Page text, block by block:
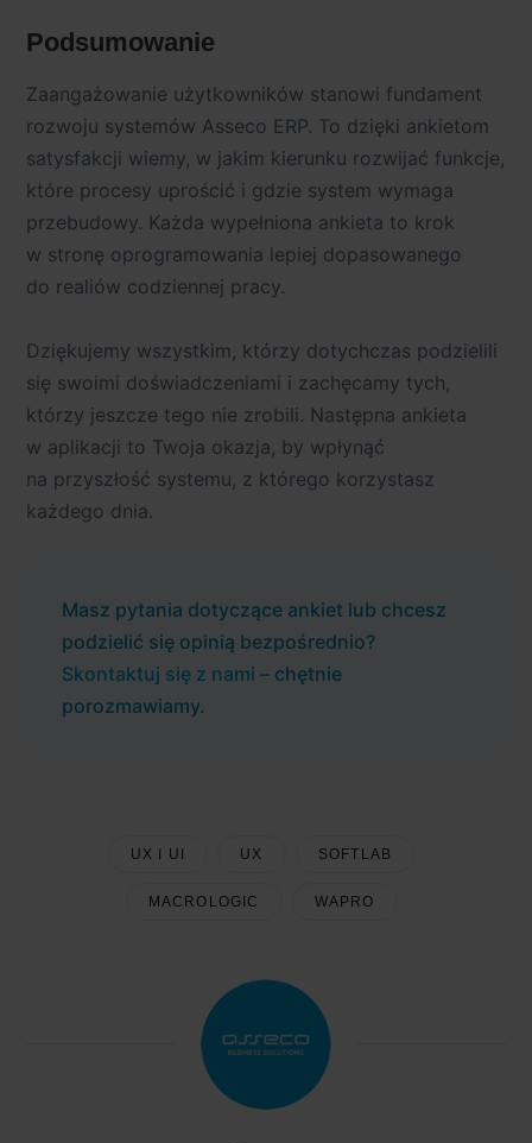
Podsumowanie
Zaangażowanie użytkowników stanowi fundament
rozwoju systemów Asseco ERP. To dzięki ankietom
satysfakcji wiemy, w jakim kierunku rozwijać funkcje,
które procesy uprościć i gdzie system wymaga
przebudowy. Każda wypełniona ankieta to krok
w stronę oprogramowania lepiej dopasowanego
do realiów codziennej pracy.
Dziękujemy wszystkim, którzy dotychczas podzielili
się swoimi doświadczeniami i zachęcamy tych,
którzy jeszcze tego nie zrobili. Następna ankieta
w aplikacji to Twoja okazja, by wpłynąć
na przyszłość systemu, z którego korzystasz
każdego dnia.
Masz pytania dotyczące ankiet lub chcesz
podzielić się opinią bezpośrednio?
Skontaktuj się z nami – chętnie
porozmawiamy.
UX I UI UX SOFTLAB
MACROLOGIC WAPRO